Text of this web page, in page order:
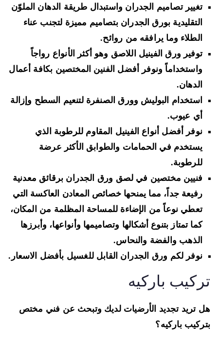
تغيير تصاميم الجدران واستبدال طريقة الدهان الملوّن
التقليدية بورق الجدران بتصاميم مميزة لتجنب عناء
الطلاء وما يرافقه من روائح.
توفيرورق الفينيل اللاصقوهو أكثر الأنواع رواجاً
واستخداماً ونوفر أفضل الفنين المختصين بكافة أعمال
الدهان.
استخدامالبوليش وورق الصنفرةلتنعيم السطح وإزالة
أي عيوب.
نوفر أفضلأنواع الفينيل المقاوم للرطوبةالذي
يستخدم في الحمامات والطوابق الأكثر عرضة
للرطوبة.
فنيين مختصين فيلصق ورق الجدران برقائق معدنية
رفيعة جداً ، مما يمنحها خصائص المعادن العاكسة التي
تعطي نوعاً من الإضاءة للمساحة المظلمة من المكان،
كما تمتاز بتنوع أشكالها وتصاميمها وأنواعها، وأبرزها
الذهب والفضة والنحاس.
نوفرلكم ورق الجدران القابل للغسيلبأفضل الاسعار.
باركيه
تريد تجديد الأرضيات لديك وتبحث عن فني مختص
باركيه؟